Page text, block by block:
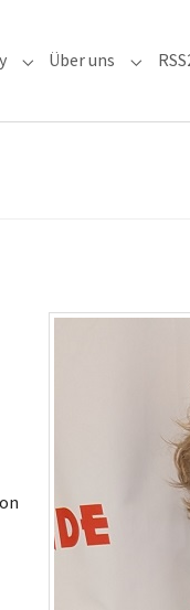
Submenu for "RRH-
Über uns